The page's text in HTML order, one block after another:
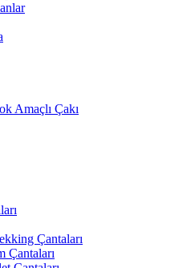
Amaçlı Çakı
Çantaları
Çantaları